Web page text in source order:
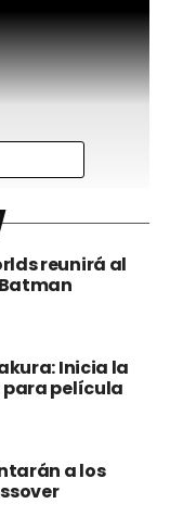
Mutant
de cuatro
como la quinta
el esperado
reunirá al
Inicia la
película
a los